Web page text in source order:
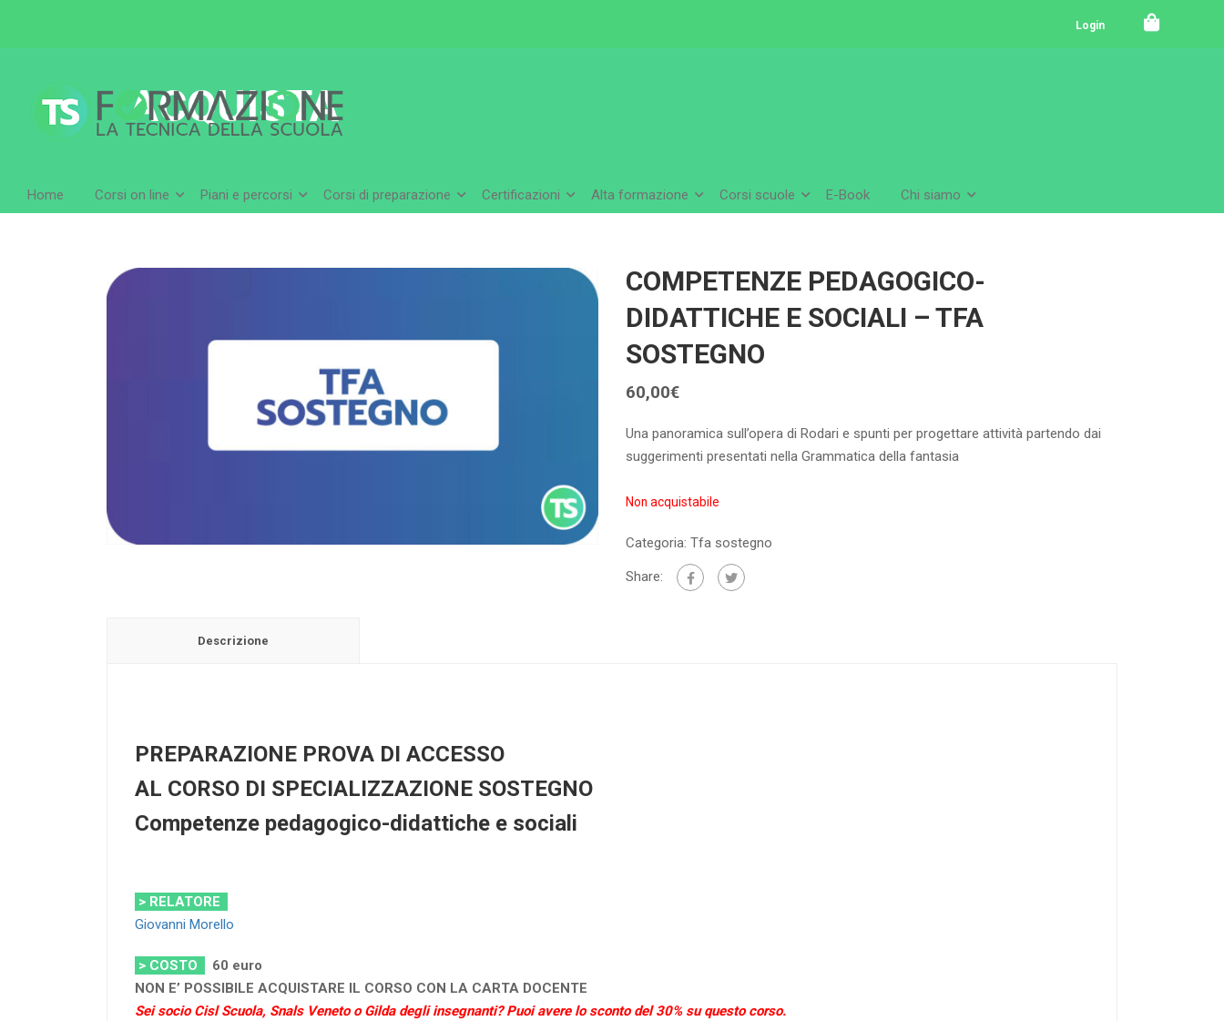
Login
Home Corsi on line Piani e percorsi Corsi di preparazione Certificazioni Alta formazione Corsi scuole E-Book Chi siamo
ACQUISTA
COMPETENZE PEDAGOGICO-
DIDATTICHE E SOCIALI – TFA
SOSTEGNO
60,00€
Una panoramica sull’opera di Rodari e spunti per progettare attività partendo dai
suggerimenti presentati nella Grammatica della fantasia
Non acquistabile
Categoria: Tfa sostegno
Share:
Descrizione
PREPARAZIONE PROVA DI ACCESSO
AL CORSO DI SPECIALIZZAZIONE SOSTEGNO
Competenze pedagogico-didattiche e sociali
> RELATORE
Giovanni Morello
> COSTO 60 euro
NON E’ POSSIBILE ACQUISTARE IL CORSO CON LA CARTA DOCENTE
Sei socio Cisl Scuola, Snals Veneto o Gilda degli insegnanti? Puoi avere lo sconto del 30% su questo corso.